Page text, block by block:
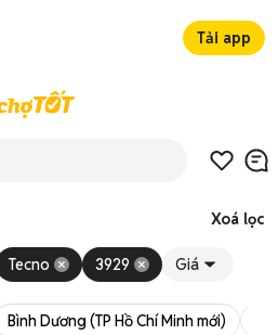
Tải app
Xoá lọc
Tecno 3929 Giá
Bình Dương (TP Hồ Chí Minh mới)